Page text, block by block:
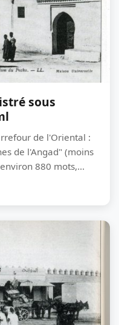
sous
de l'Oriental :
de l'Angad" (moins
880 mots,...